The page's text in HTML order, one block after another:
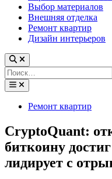
Выбор материалов
Внешняя отделка
Ремонт квартир
Дизайн интерьеров
Найти:
PostedРемонт квартир
CryptoQuant:
биткоину
лидирует с